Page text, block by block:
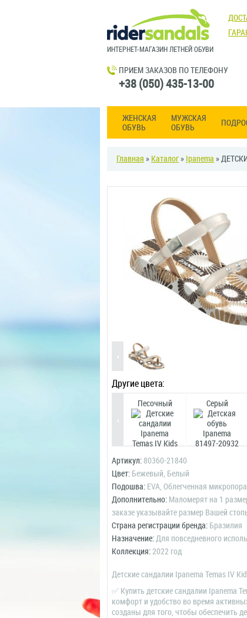
ИНТЕРНЕТ-МАГАЗИН ЛЕТНЕЙ ОБУВИ
ПРИЕМ ЗАКАЗОВ ПО ТЕЛЕФОНУ
+38 (050) 435-13-00
ЖЕНСКАЯ
ОБУВЬ
МУЖСКАЯ
ОБУВЬ
Главная » Каталог» Ipanema »
Другие цвета:
Песочный Серый
Артикул:80360-21840
Цвет: Бежевый, Белый
Подошва: EVA, Облегченная микропора
Дополнительно: Маломерят на 1
заказе указывайте размер Вашей
Страна регистрации бренда: Бразилия
Назначение:Для повседневного
Коллекция:2022 год
Детские сандалии Ipanema Temas IV
✅ Купить детские сандалии Ipanema
комфорт и удобство во время
созданы для того, чтобы обеспечить